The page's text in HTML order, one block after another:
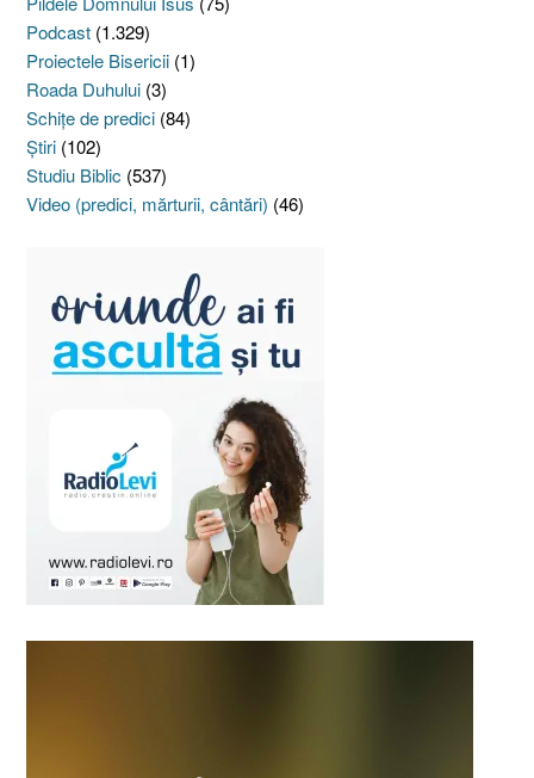
Podcast (1.329)
Proiectele Bisericii (1)
Roada Duhului (3)
Schiţe de predici (84)
Ştiri (102)
Studiu Biblic (537)
Video (predici, mărturii, cântări) (46)